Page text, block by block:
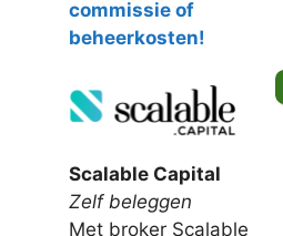
commissie of
beheerkosten!
Scalable Capital
Zelf beleggen
Met broker Scalable